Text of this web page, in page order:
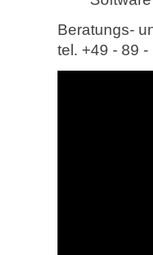
Beratungs-
tel. +49 - 89